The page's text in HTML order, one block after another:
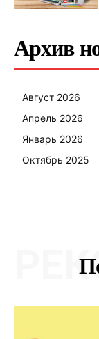
Архив
Август 2026
Апрель 2026
Январь 2026
Октябрь 2025